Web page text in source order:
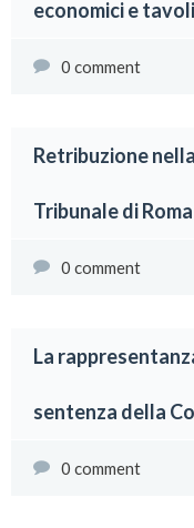
economici e
0 comment
Retribuzione
Tribunale di
0 comment
La
sentenza della
0 comment